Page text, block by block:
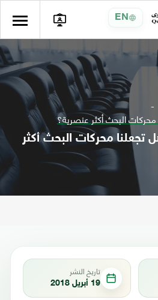
EN
البحث أكثر عنصرية؟
تجعلنا محركات البحث أكثر
تاريخ النشر
19 أبريل 2018